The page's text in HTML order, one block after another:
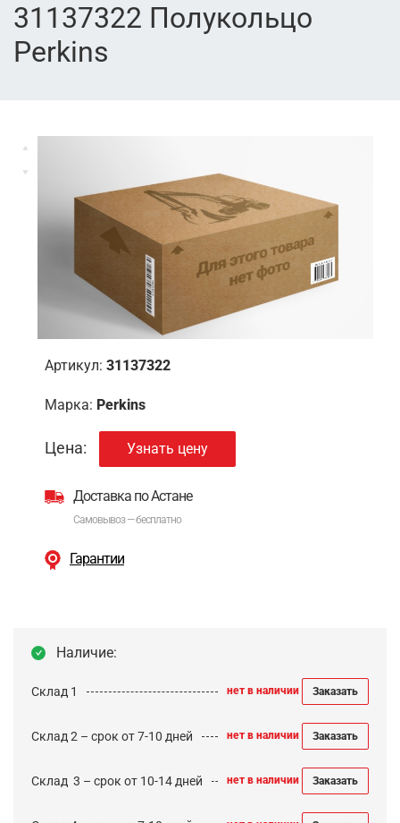
31137322 Полукольцо
Perkins
Артикул: 31137322
Марка: Perkins
Цена: Узнать цену
Доставка по Астане
Самовывоз — бесплатно
Гарантии
Наличие:
Склад 1 нет в наличии Заказать
Склад 2 – срок от 7-10 дней нет в наличии Заказать
Cклад 3 – срок от 10-14 дней нет в наличии Заказать